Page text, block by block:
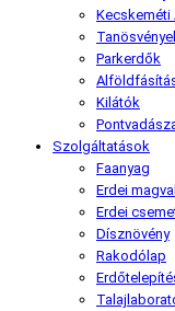
Kecskeméti
Parkerdők
Kilátók
Szolgáltatások
Faanyag
Erdei
Erdei
Dísznövény
Rakodólap